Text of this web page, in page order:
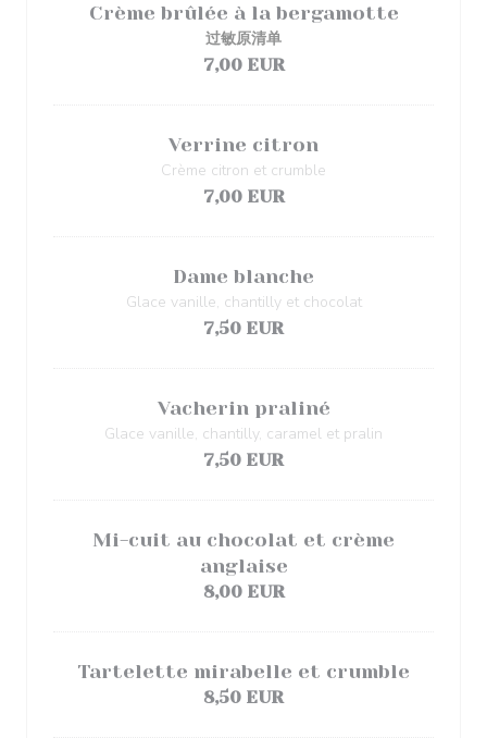
Crème brûlée à la bergamotte
过敏原清单
7,00 EUR
Verrine citron
Crème citron et crumble
7,00 EUR
Dame blanche
Glace vanille, chantilly et chocolat
7,50 EUR
Vacherin praliné
Glace vanille, chantilly, caramel et pralin
7,50 EUR
Mi-cuit au chocolat et crème
anglaise
8,00 EUR
Tartelette mirabelle et crumble
8,50 EUR